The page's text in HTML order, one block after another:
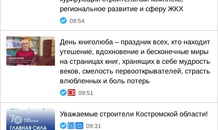
региональное развитие и сферу ЖКХ
09:54
День книголюба – праздник всех, кто находит
утешение, вдохновение и бесконечные миры
на страницах книг, хранящих в себе мудрость
веков, смелость первооткрывателей, страсть
влюбленных и боль потерь
09:51
Уважаемые строители Костромской области!
09:31